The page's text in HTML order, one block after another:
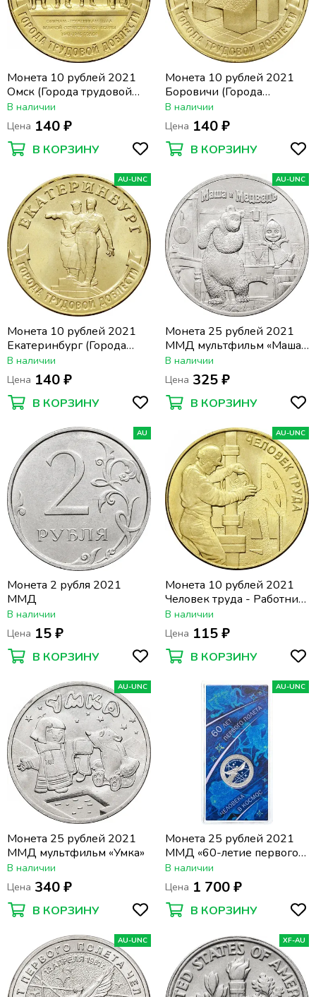
Монета 10 рублей 2021
Омск (Города трудовой
доблести)
В наличии
Цена 140 ₽
В КОРЗИНУ
Монета 10 рублей 2021
Боровичи (Города
трудовой доблести)
В наличии
Цена 140 ₽
В КОРЗИНУ
AU-UNC
Монета 10 рублей 2021
Екатеринбург (Города
трудовой доблести)
В наличии
Цена 140 ₽
В КОРЗИНУ
AU-UNC
Монета 25 рублей 2021
ММД мультфильм «Маша
и Медведь»
В наличии
Цена 325 ₽
В КОРЗИНУ
AU
Монета 2 рубля 2021
ММД
В наличии
Цена 15 ₽
В КОРЗИНУ
AU-UNC
Монета 10 рублей 2021
Человек труда - Работник
нефтегазовой отрасли
В наличии
Цена 115 ₽
В КОРЗИНУ
AU-UNC
Монета 25 рублей 2021
ММД мультфильм «Умка»
В наличии
Цена 340 ₽
В КОРЗИНУ
AU-UNC
Монета 25 рублей 2021
ММД «60-летие первого
полета человека в космос»,
цветная
В наличии
Цена 1 700 ₽
В КОРЗИНУ
AU-UNC XF-AU